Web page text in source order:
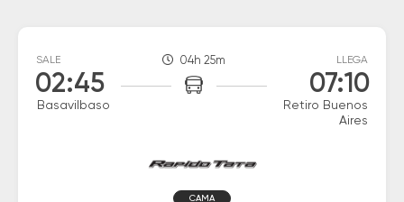
SALE
02:45
Basavilbaso
04h 25m LLEGA
07:10
Retiro Buenos
Aires
CAMA